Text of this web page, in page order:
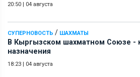
20:50 | 04 августа
СУПЕРНОВОСТЬ / ШАХМАТЫ
В Кыргызском шахматном Союзе -
назначения
18:23 | 04 августа